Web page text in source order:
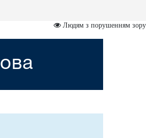
Людям з порушенням зору